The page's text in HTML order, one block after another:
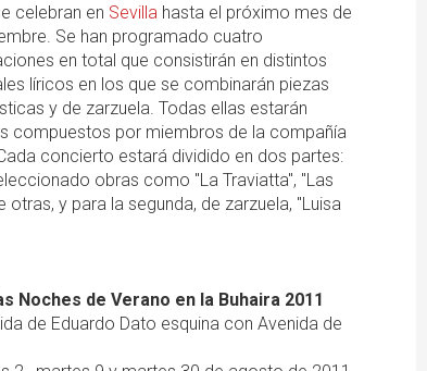
celebran en Sevilla hasta el próximo mes de
Se han programado cuatro
en total que consistirán en distintos
líricos en los que se combinarán piezas
y de zarzuela. Todas ellas estarán
compuestos por miembros de la compañía
concierto estará dividido en dos partes:
obras como "La Traviatta", "Las
y para la segunda, de zarzuela, "Luisa
Noches de Verano en la Buhaira 2011
de Eduardo Dato esquina con Avenida de